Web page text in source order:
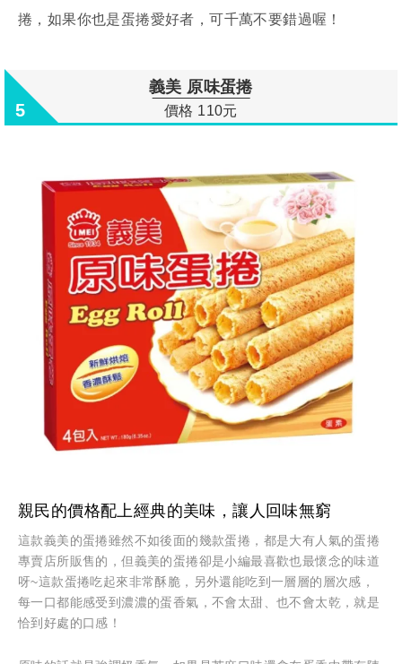
捲，如果你也是蛋捲愛好者，可千萬不要錯過喔！
5
義美 原味蛋捲
價格 110元
親民的價格配上經典的美味，讓人回味無窮
這款義美的蛋捲雖然不如後面的幾款蛋捲，都是大有人氣的蛋捲
專賣店所販售的，但義美的蛋捲卻是小編最喜歡也最懷念的味道
呀~這款蛋捲吃起來非常酥脆，另外還能吃到一層層的層次感，
每一口都能感受到濃濃的蛋香氣，不會太甜、也不會太乾，就是
恰到好處的口感！